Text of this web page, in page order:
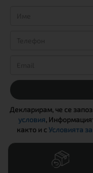
Декларирам, че се
условия,
както и сУсловията